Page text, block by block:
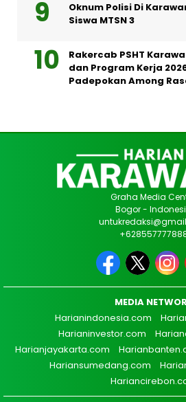
Oknum Polisi Di
Siswa MTSN 3
Rakercab PSHT
dan Program Kerja
Padepokan Among
Graha Media
Bogor -
MEDIA
Harianindonesia.com
Harianinvestor.com
Harianjayakarta.com
Hariansumedang.com